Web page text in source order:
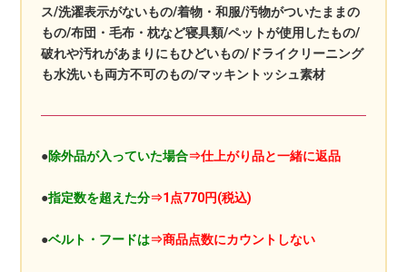
ス/洗濯表示がないもの/着物・和服/汚物がついたままの
もの/布団・毛布・枕など寝具類/ペットが使用したもの/
破れや汚れがあまりにもひどいもの/ドライクリーニング
も水洗いも両方不可のもの/マッキントッシュ素材
●除外品が入っていた場合⇒仕上がり品と一緒に返品
●指定数を超えた分⇒1点770円(税込)
●ベルト・フードは⇒商品点数にカウントしない